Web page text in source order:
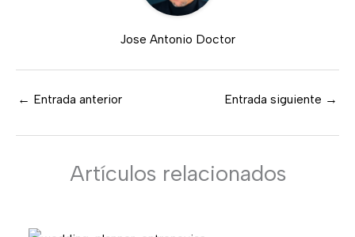
Jose Antonio Doctor
← Entrada anterior Entrada siguiente →
Artículos relacionados